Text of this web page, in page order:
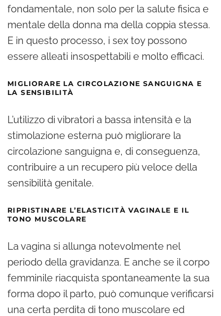
fondamentale, non solo per la salute fisica e
mentale della donna ma della coppia stessa.
E in questo processo, i sex toy possono
essere alleati insospettabili e molto efficaci.
MIGLIORARE LA CIRCOLAZIONE SANGUIGNA E
LA SENSIBILITÀ
L’utilizzo di vibratori a bassa intensità e la
stimolazione esterna può migliorare la
circolazione sanguigna e, di conseguenza,
contribuire a un recupero più veloce della
sensibilità genitale.
RIPRISTINARE L’ELASTICITÀ VAGINALE E IL
TONO MUSCOLARE
La vagina si allunga notevolmente nel
periodo della gravidanza. E anche se il corpo
femminile riacquista spontaneamente la sua
forma dopo il parto, può comunque verificarsi
una certa perdita di tono muscolare ed